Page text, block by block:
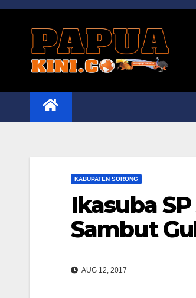
Skip
KABUPATEN SORONG
Ikasuba
Sambut
AUG 12, 2017